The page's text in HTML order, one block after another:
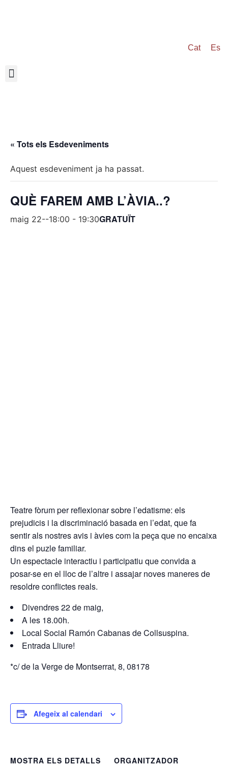
Cat Es
« Tots els Esdeveniments
Aquest esdeveniment ja ha passat.
QUÈ FAREM AMB L’ÀVIA..?
maig 22--18:00 - 19:30GRATUÏT
Teatre fòrum per reflexionar sobre l’edatisme: els
prejudicis i la discriminació basada en l’edat, que fa
sentir als nostres avis i àvies com la peça que no encaixa
dins el puzle familiar.
Un espectacle interactiu i participatiu que convida a
posar-se en el lloc de l’altre i assajar noves maneres de
resoldre conflictes reals.
Divendres 22 de maig,
A les 18.00h.
Local Social Ramón Cabanas de Collsuspina.
Entrada Lliure!
*c/ de la Verge de Montserrat, 8, 08178
Afegeix al calendari
MOSTRA ELS DETALLS
ORGANITZADOR